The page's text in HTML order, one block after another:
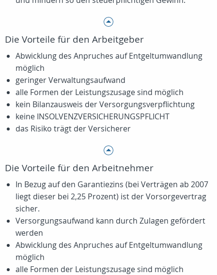
Die Vorteile für den Arbeitgeber
Abwicklung des Anpruches auf Entgeltumwandlung
möglich
geringer Verwaltungsaufwand
alle Formen der Leistungszusage sind möglich
kein Bilanzausweis der Versorgungsverpflichtung
keine INSOLVENZVERSICHERUNGSPFLICHT
das Risiko trägt der Versicherer
Die Vorteile für den Arbeitnehmer
In Bezug auf den Garantiezins (bei Verträgen ab 2007
liegt dieser bei 2,25 Prozent) ist der Vorsorgevertrag
sicher.
Versorgungsaufwand kann durch Zulagen gefördert
werden
Abwicklung des Anpruches auf Entgeltumwandlung
möglich
alle Formen der Leistungszusage sind möglich